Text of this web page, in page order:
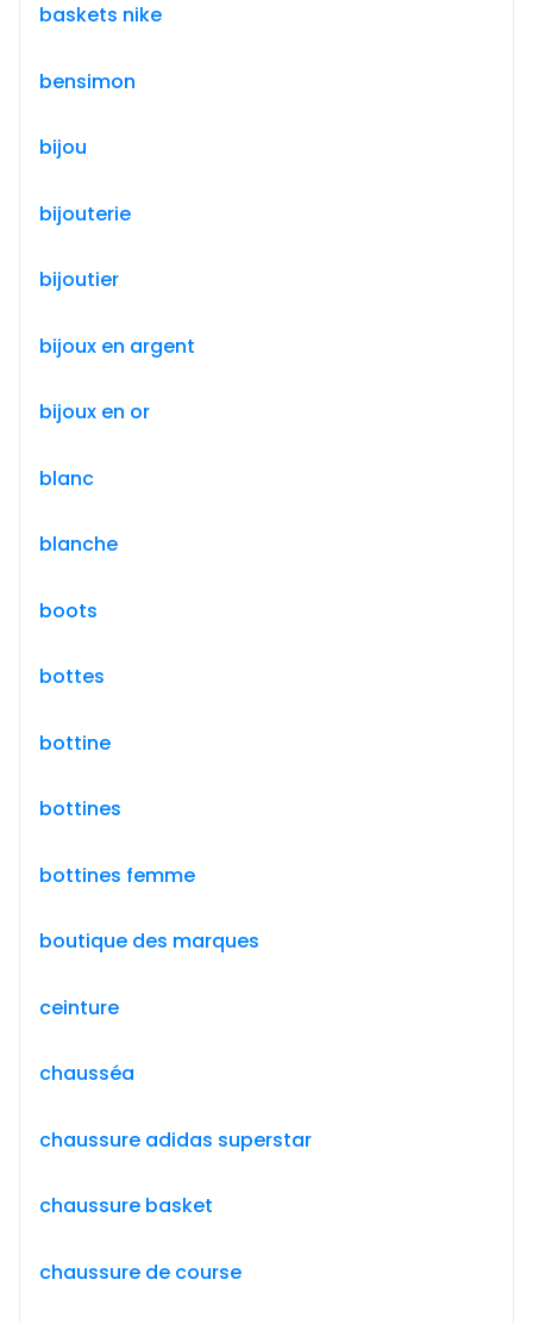
baskets nike
bensimon
bijou
bijouterie
bijoutier
bijoux en argent
bijoux en or
blanc
blanche
boots
bottes
bottine
bottines
bottines femme
boutique des marques
ceinture
chausséa
chaussure adidas superstar
chaussure basket
chaussure de course